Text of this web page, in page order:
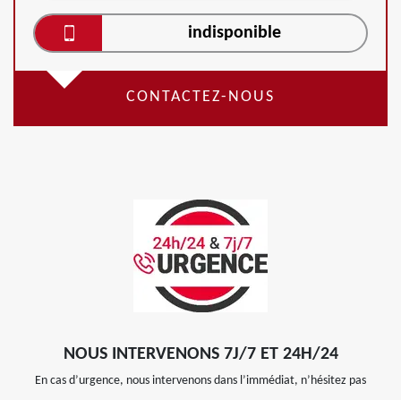
indisponible
CONTACTEZ-NOUS
NOUS INTERVENONS 7J/7 ET 24H/24
En cas d’urgence, nous intervenons dans l’immédiat, n’hésitez pas